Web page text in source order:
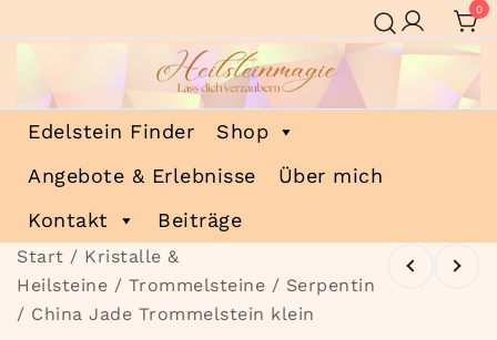
Inhalt
0
Heilsteinmagie
Lass dich verzaubern
Edelstein Finder
Shop
Angebote & Erlebnisse
Über mich
Kontakt
Beiträge
Start / Kristalle &
Heilsteine / Trommelsteine / Serpentin
/ China Jade Trommelstein klein